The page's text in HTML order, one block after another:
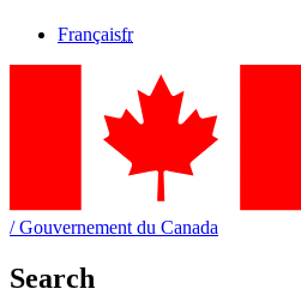
Françaisfr
/Gouvernement du Canada
Search